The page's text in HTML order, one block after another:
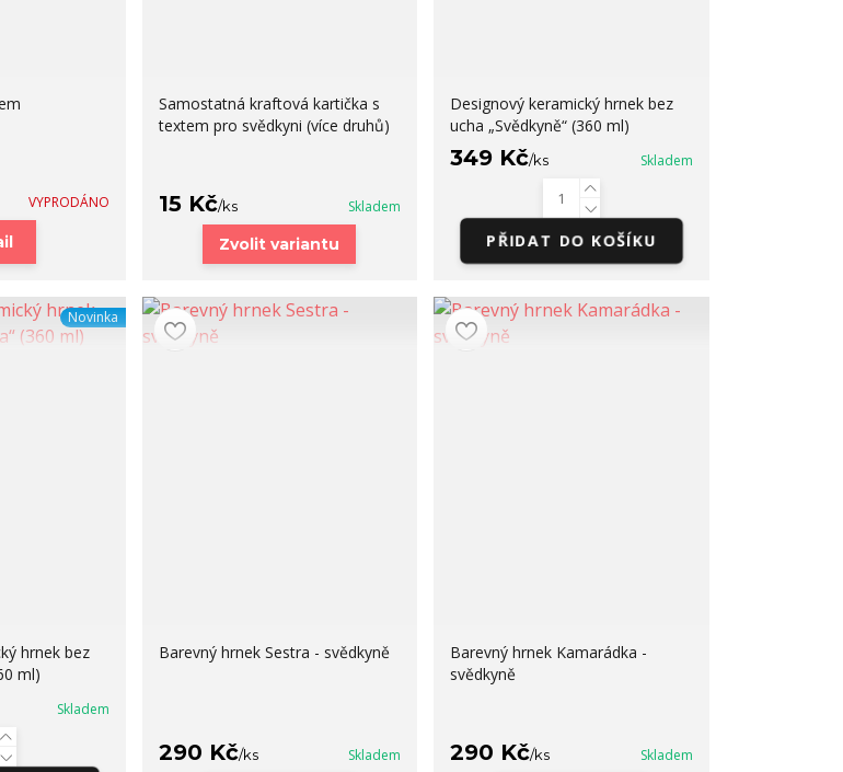
VYPRODÁNO
Samostatná kraftová kartička s
textem pro svědkyni (více druhů)
15 Kč/ks Skladem
Zvolit variantu
Designový keramický hrnek bez
ucha „Svědkyně“ (360 ml)
349 Kč/ks Skladem
PŘIDAT DO KOŠÍKU
Novinka
hrnek bez
ml)
Skladem
Barevný hrnek Sestra - svědkyně
290 Kč/ks Skladem
Barevný hrnek Kamarádka -
svědkyně
290 Kč/ks Skladem